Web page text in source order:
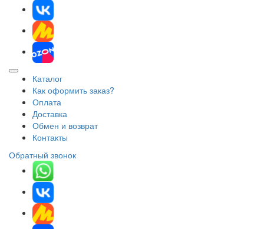
Каталог
Как оформить заказ?
Оплата
Доставка
Обмен и возврат
Контакты
Обратный звонок